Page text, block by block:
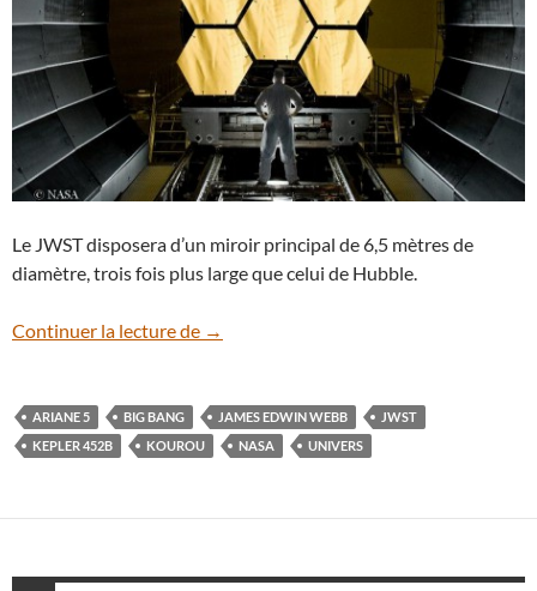
Le JWST disposera d’un miroir principal de 6,5 mètres de
diamètre, trois fois plus large que celui de Hubble.
Continuer la lecture de Le télescope spatial James Webb prend
→
ARIANE 5 BIG BANG JAMES EDWIN WEBB
JWST
KEPLER 452B
KOUROU NASA UNIVERS